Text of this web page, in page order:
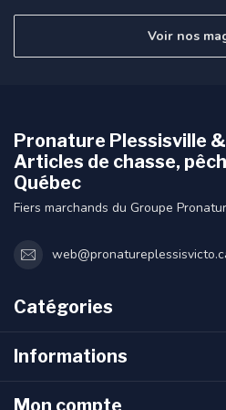
Voir nos
Pronature Plessisville
Articles de chasse,
Québec
Fiers marchands du Groupe
Catégories
Informations
Mon compte